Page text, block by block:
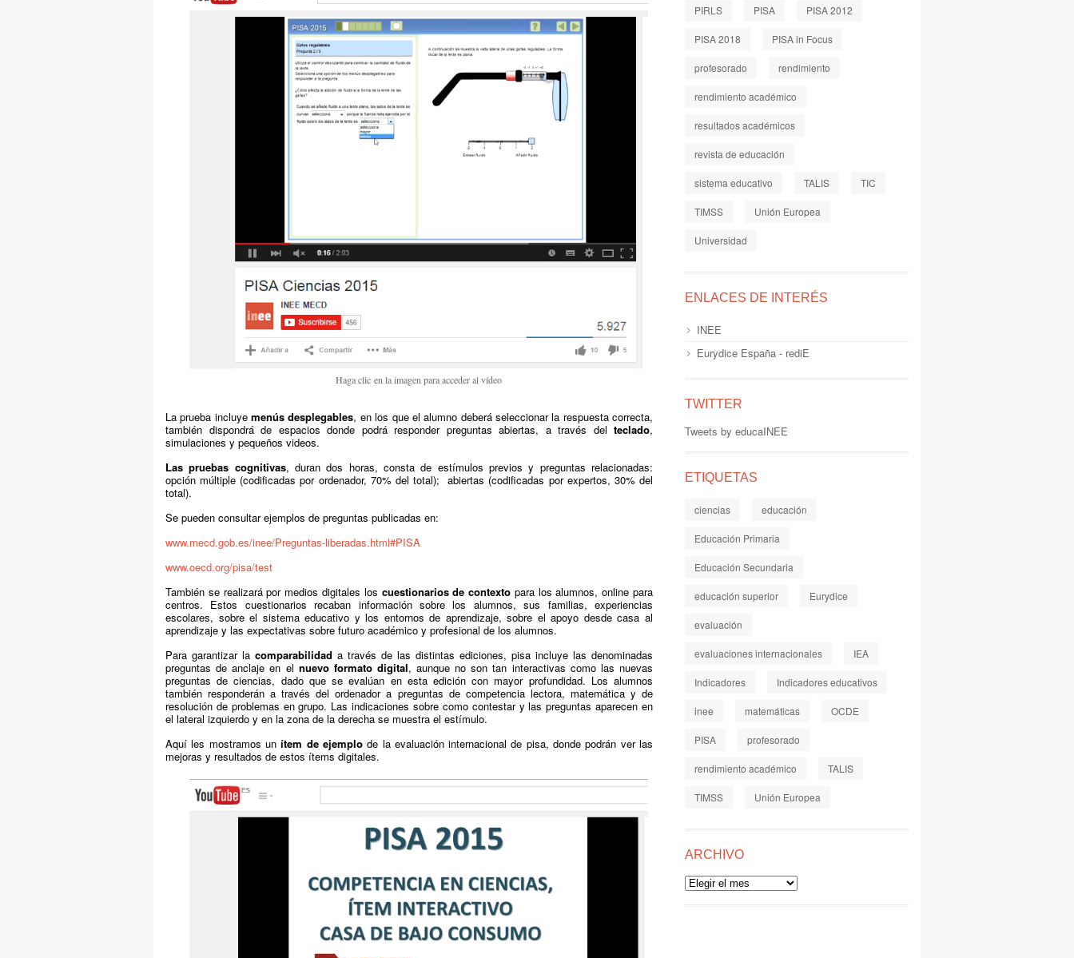
Haga clic en la imagen para acceder al vídeo
La prueba incluyemenús desplegables, en los que el alumno deberá seleccionar la respuesta correcta,
también dispondrá de espacios donde podrá responder preguntas abiertas, a través del teclado,
simulaciones y pequeños videos.
Las pruebas cognitivas, duran dos horas, consta de estímulos previos y preguntas relacionadas:
opción múltiple (codificadas por ordenador, 70% del total); abiertas (codificadas por expertos, 30% del
total).
Se pueden consultar ejemplos de preguntas publicadas en:
www.mecd.gob.es/inee/Preguntas-liberadas.html#PISA
www.oecd.org/pisa/test
También se realizará por medios digitales los cuestionarios de contexto para los alumnos, online para
centros. Estos cuestionarios recaban información sobre los alumnos, sus familias, experiencias
escolares, sobre el sistema educativo y los entornos de aprendizaje, sobre el apoyo desde casa al
aprendizaje y las expectativas sobre futuro académico y profesional de los alumnos.
Para garantizar la comparabilidad a través de las distintas ediciones, pisa incluye las denominadas
preguntas de anclaje en el nuevo formato digital, aunque no son tan interactivas como las nuevas
preguntas de ciencias, dado que se evalúan en esta edición con mayor profundidad. Los alumnos
también responderán a través del ordenador a preguntas de competencia lectora, matemática y de
resolución de problemas en grupo. Las indicaciones sobre como contestar y las preguntas aparecen en
el lateral izquierdo y en la zona de la derecha se muestra el estímulo.
Aquí les mostramos unítem de ejemplode la evaluación internacional de pisa, donde podrán ver las
mejoras y resultados de estos ítems digitales.
PIRLS PISA PISA 2012
PISA 2018 PISA in Focus
profesorado rendimiento
rendimiento académico
resultados académicos
revista de educación
sistema educativo TALIS TIC
TIMSS Unión Europea
Universidad
ENLACES DE INTERÉS
INEE
Eurydice España - rediE
TWITTER
Tweets by educaINEE
ETIQUETAS
ciencias educación
Educación Primaria
Educación Secundaria
educación superior Eurydice
evaluación
evaluaciones internacionales IEA
Indicadores Indicadores educativos
inee matemáticas OCDE
PISA profesorado
rendimiento académico TALIS
TIMSS Unión Europea
ARCHIVO
Archivo